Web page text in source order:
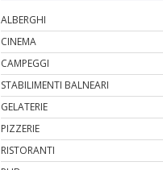
ALBERGHI
CINEMA
CAMPEGGI
STABILIMENTI BALNEARI
GELATERIE
PIZZERIE
RISTORANTI